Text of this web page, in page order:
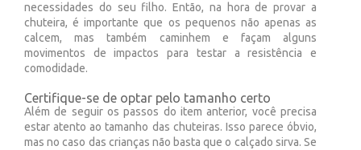
necessidades do seu filho. Então, na hora de provar a
chuteira, é importante que os pequenos não apenas as
calcem, mas também caminhem e façam alguns
movimentos de impactos para testar a resistência e
comodidade.
Certifique-se de optar pelo tamanho certo
Além de seguir os passos do item anterior, você precisa
estar atento ao tamanho das chuteiras. Isso parece óbvio,
mas no caso das crianças não basta que o calçado sirva. Se